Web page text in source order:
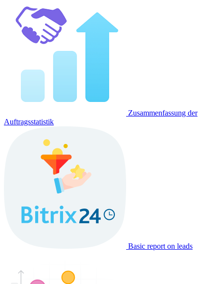
Zusammenfassung der
Auftragsstatistik
Basic report on leads